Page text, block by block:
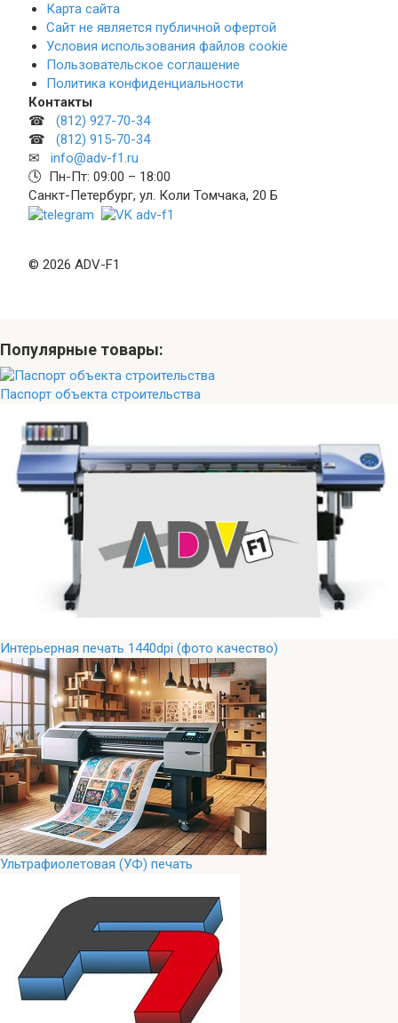
Карта сайта
Сайт не является публичной офертой
Условия использования файлов cookie
Пользовательское соглашение
Политика конфиденциальности
Контакты
☎ (812) 927-70-34
☎ (812) 915-70-34
✉ info@adv-f1.ru
🕓 Пн-Пт: 09:00 – 18:00
Санкт-Петербург, ул. Коли Томчака, 20 Б
© 2026 ADV-F1
Популярные товары:
Паспорт объекта строительства
Интерьерная печать 1440dpi (фото качество)
Ультрафиолетовая (УФ) печать